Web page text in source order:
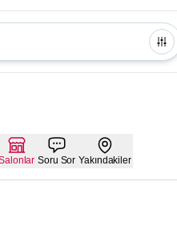
Soru Sor Yakındakiler